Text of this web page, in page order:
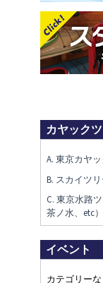
カヤック
A. 東京カヤ
B. スカイツ
C. 東京水路
茶ノ水、etc）
イベント
カテゴリーな